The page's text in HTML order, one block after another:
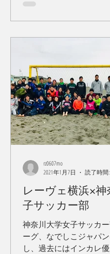
レーヴェ横浜×神
子サッカー部
神奈川大学女子サッカー
ーグ、なでしこジャパン
し、過去にはインカレ優
rz0607mo
2021年1月7日
読了時間